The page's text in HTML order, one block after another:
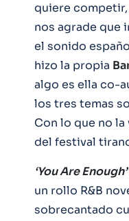
quiere
nos agrade que
el sonido
hizo la propia
algo es ella co-
los tres temas
Con lo que no
del festival
‘You Are Enough’
un rollo R&B
sobrecantado